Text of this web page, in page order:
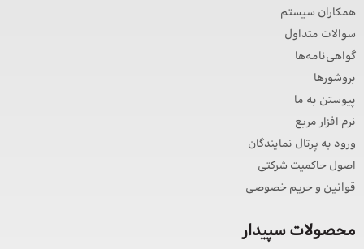
همکاران سیستم
سوالات متداول
گواهی‌نامه‌ها
بروشورها
پیوستن به ما
نرم افزار مربع
ورود به پرتال نمایندگان
اصول حاکمیت شرکتی
قوانین و حریم خصوصی
محصولات سپیدار